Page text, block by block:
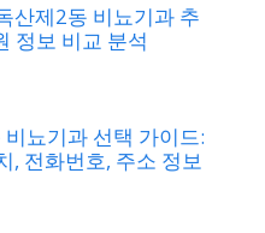
산제2동 비뇨기과 추
정보 비교 분석
뇨기과 선택 가이드:
, 전화번호, 주소 정보